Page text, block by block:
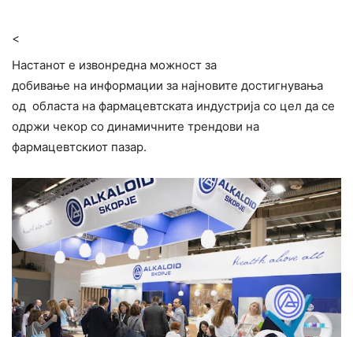
<
Настанот е извонредна можност за
добивање на информации за најновите достигнувања
од областа на фармацевтската индустрија со цел да се
одржи чекор со динамичните трендови на
фармацевтскиот пазар.